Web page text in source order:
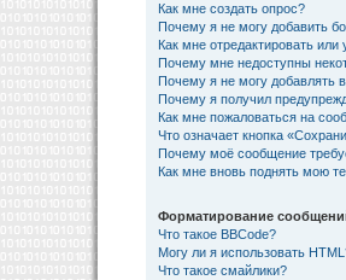
Как мне создать опрос?
Почему я не могу добавить
Как мне отредактировать или
Почему мне недоступны
Почему я не могу добавлять
Почему я получил
Как мне пожаловаться на
Что означает кнопка
Почему моё сообщение
Как мне вновь поднять мою
Форматирование
Что такое BBCode?
Могу ли я использовать
Что такое смайлики?